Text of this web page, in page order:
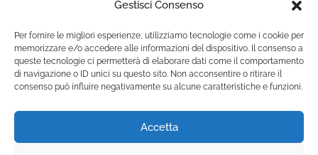
Gestisci Consenso
Per fornire le migliori esperienze, utilizziamo tecnologie come i cookie per
memorizzare e/o accedere alle informazioni del dispositivo. Il consenso a
queste tecnologie ci permetterà di elaborare dati come il comportamento
di navigazione o ID unici su questo sito. Non acconsentire o ritirare il
consenso può influire negativamente su alcune caratteristiche e funzioni.
Accetta
*
Invia richiesta